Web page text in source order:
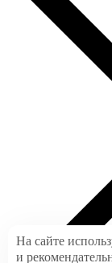
На сайте
и